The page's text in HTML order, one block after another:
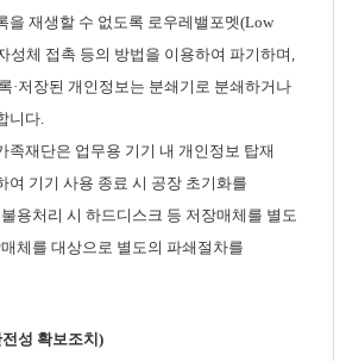
을 재생할 수 없도록 로우레밸포멧(Low
성체 접촉 등의 방법을 이용하여 파기하며,
·저장된 개인정보는 분쇄기로 분쇄하거나
니다.
재단은 업무용 기기 내 개인정보 탑재
여 기기 사용 종료 시 공장 초기화를
용처리 시 하드디스크 등 저장매체를 별도
체를 대상으로 별도의 파쇄절차를
성 확보조치)